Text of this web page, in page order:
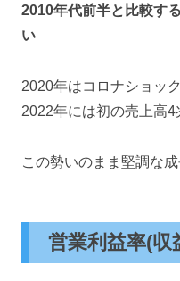
2010年代前半と比較す
い
2020年はコロナショッ
2022年には初の売上高
この勢いのまま堅調な
営業利益率(収